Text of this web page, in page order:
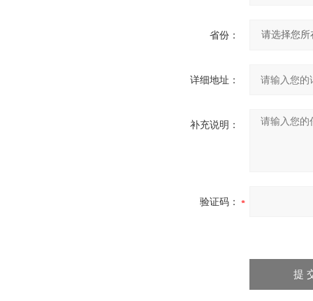
省份：
详细地址：
补充说明：
验证码：